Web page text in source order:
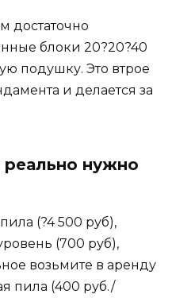
достаточно
блоки 20?20?40
подушку. Это втрое
и делается за
реально нужно
(?4 500 руб),
(700 руб),
возьмите в аренду
пила (400 руб./